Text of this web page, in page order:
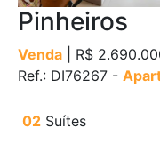
Pinheiros
Venda | R$
Ref.: DI76267 -
02 Suítes